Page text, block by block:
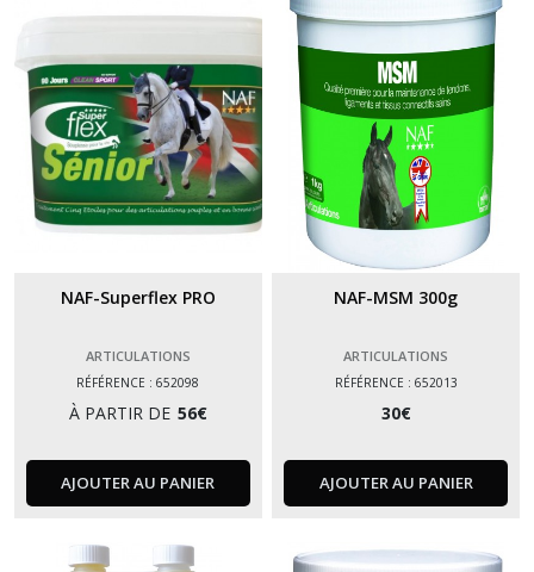
NAF-Superflex PRO
ARTICULATIONS
RÉFÉRENCE : 652098
À PARTIR DE 56€
AJOUTER AU PANIER
NAF-MSM 300g
ARTICULATIONS
RÉFÉRENCE : 652013
30€
AJOUTER AU PANIER
(1)
Digestion
(2)
Performance
(1)
(2)
Sabots
(11)
Soins
(4)